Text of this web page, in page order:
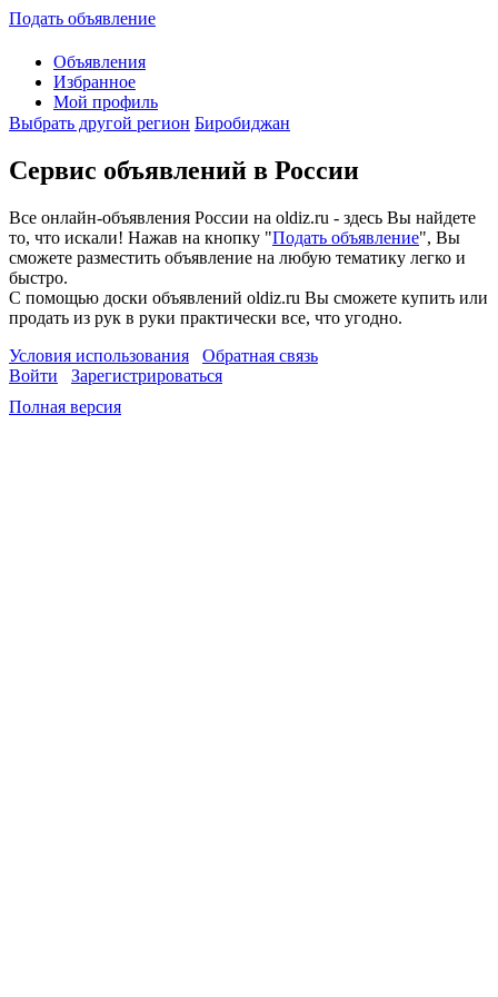
Подать объявление
Объявления
Избранное
Мой профиль
Выбрать другой регион Биробиджан
Сервис объявлений в России
Все онлайн-объявления России на oldiz.ru - здесь Вы найдете
то, что искали! Нажав на кнопку "Подать объявление", Вы
сможете разместить объявление на любую тематику легко и
быстро.
С помощью доски объявлений oldiz.ru Вы сможете купить или
продать из рук в руки практически все, что угодно.
Условия использования
Обратная связь
Войти
Зарегистрироваться
Полная версия